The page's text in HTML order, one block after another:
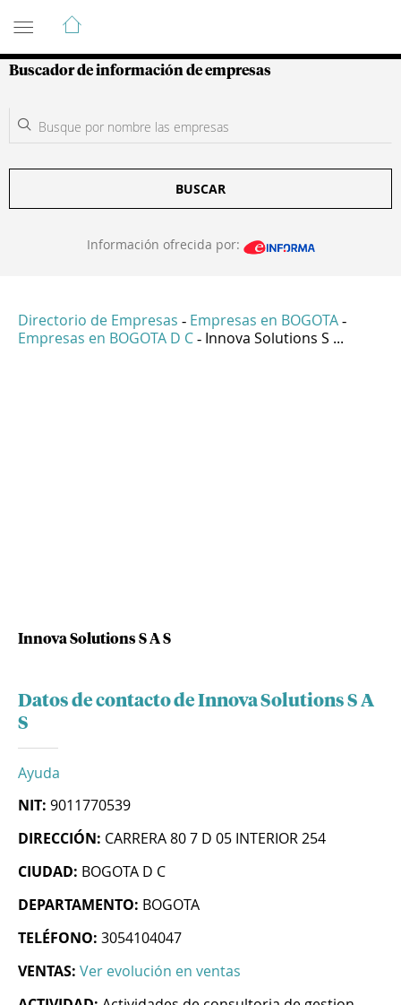
Guía de Empresas Colombianas
Buscador de información de empresas
BUSCAR
Información ofrecida por:
Directorio de Empresas - Empresas en BOGOTA -
Empresas en BOGOTA D C - Innova Solutions S ...
Innova Solutions S A S
Datos de contacto de Innova Solutions S A
S
Ayuda
NIT: 9011770539
DIRECCIÓN: CARRERA 80 7 D 05 INTERIOR 254
CIUDAD: BOGOTA D C
DEPARTAMENTO: BOGOTA
TELÉFONO: 3054104047
VENTAS: Ver evolución en ventas